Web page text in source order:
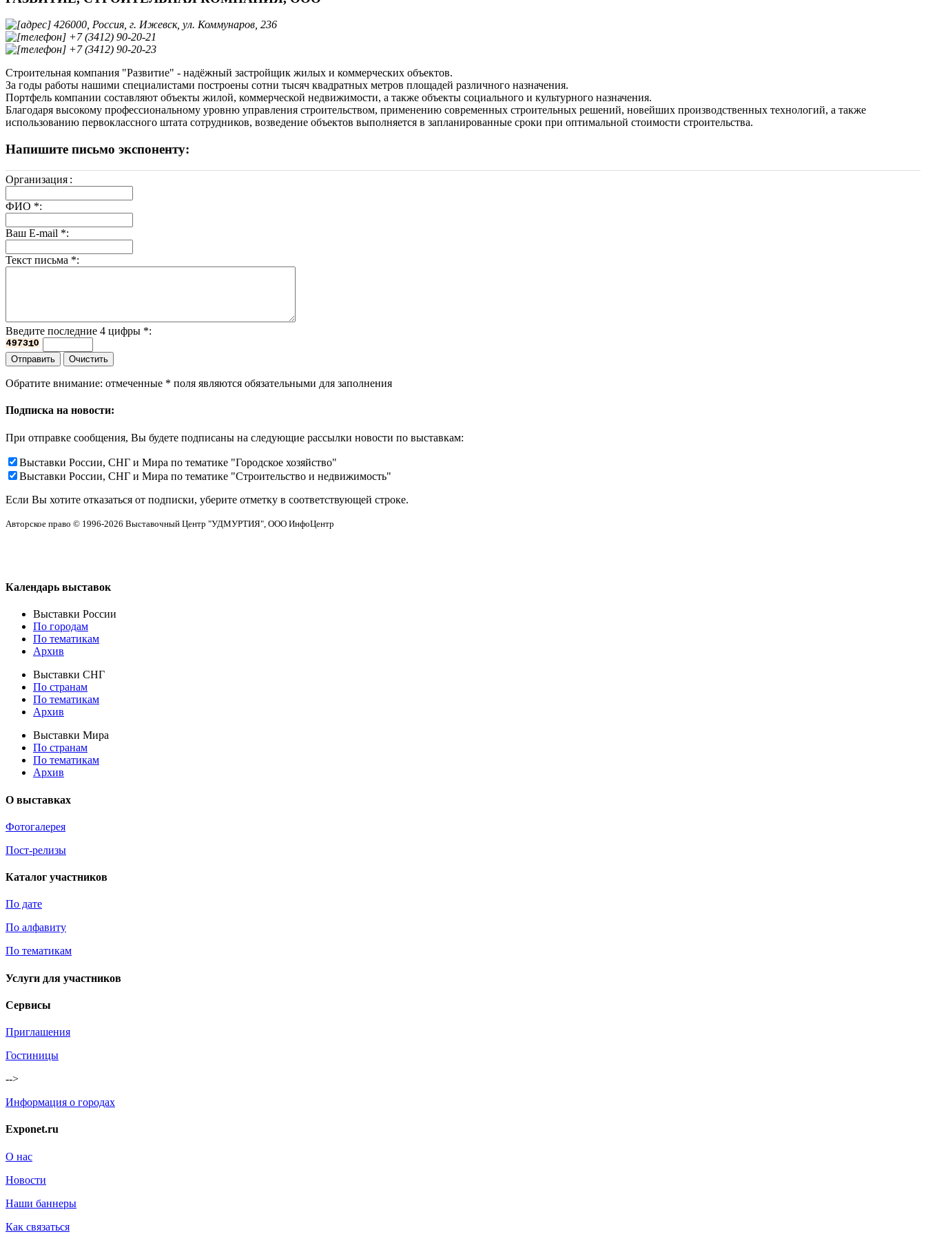
426000, Россия, г. Ижевск, ул. Коммунаров, 236
+7 (3412) 90-20-21
+7 (3412) 90-20-23
Строительная компания "Развитие" - надёжный застройщик жилых и коммерческих объектов.
За годы работы нашими специалистами построены сотни тысяч квадратных метров площадей различного назначения.
Портфель компании составляют объекты жилой, коммерческой недвижимости, а также объекты социального и культурного назначения.
Благодаря высокому профессиональному уровню управления строительством, применению современных строительных решений, новейших производственных технологий, а также
использованию первоклассного штата сотрудников, возведение объектов выполняется в запланированные сроки при оптимальной стоимости строительства.
Напишите письмо экспоненту:
Организация :
ФИО *:
Ваш E-mail *:
Текст письма *:
Введите последние 4 цифры *:
Обратите внимание: отмеченные * поля являются обязательными для заполнения
Подписка на новости:
При отправке сообщения, Вы будете подписаны на следующие рассылки новости по выставкам:
Выставки России, СНГ и Мира по тематике "Городское хозяйство"
Выставки России, СНГ и Мира по тематике "Строительство и недвижимость"
Если Вы хотите отказаться от подписки, уберите отметку в соответствующей строке.
Авторское право © 1996-2026 Выставочный Центр "УДМУРТИЯ", ООО ИнфоЦентр
Календарь выставок
Выставки России
По городам
По тематикам
Архив
Выставки СНГ
По странам
По тематикам
Архив
Выставки Мира
По странам
По тематикам
Архив
О выставках
Фотогалерея
Пост-релизы
Каталог участников
По дате
По алфавиту
По тематикам
Услуги для участников
Сервисы
Приглашения
Гостиницы
-->
Информация о городах
Exponet.ru
О нас
Новости
Наши баннеры
Как связаться